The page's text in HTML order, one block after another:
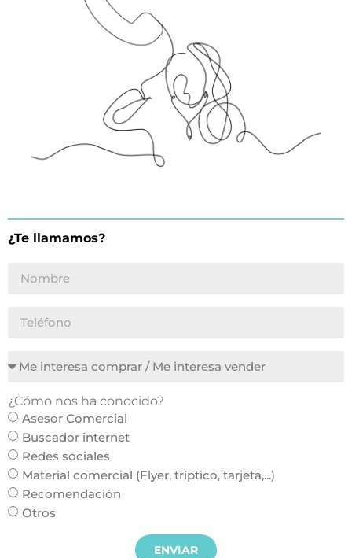
¿Te llamamos?
¿Cómo nos ha conocido?
Asesor Comercial
Buscador internet
Redes sociales
Material comercial (Flyer, tríptico, tarjeta,...)
Recomendación
Otros
ENVIAR